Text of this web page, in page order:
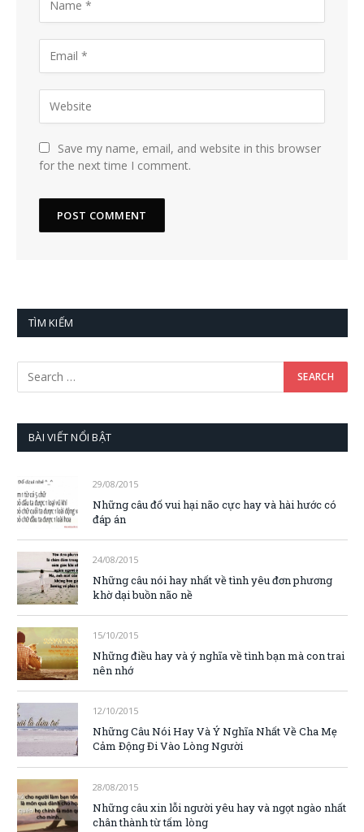
Save my name, email, and website in this browser
for the next time I comment.
TÌM KIẾM
BÀI VIẾT NỔI BẬT
29/08/2015
Những câu đố vui hại não cực hay và hài hước có
đáp án
24/08/2015
Những câu nói hay nhất về tình yêu đơn phương
khờ dại buồn não nề
15/10/2015
Những điều hay và ý nghĩa về tình bạn mà con trai
nên nhớ
12/10/2015
Những Câu Nói Hay Và Ý Nghĩa Nhất Về Cha Mẹ
Cảm Động Đi Vào Lòng Người
28/08/2015
Những câu xin lỗi người yêu hay và ngọt ngào nhất
chân thành từ tấm lòng